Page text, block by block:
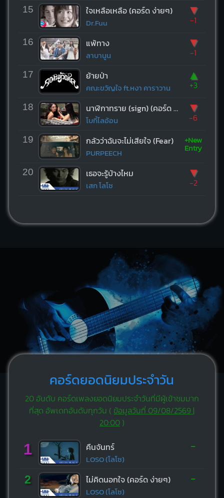
15 ใจเหลือเหลือ (คอร์ด ง่ายๆ)
Dr.Fuu
▼
-1
16 แพ้ทาง
ลาบานูน
▼
-1
17 ย้ายป่า
คณะขวัญใจ ft.หงา คาราวาน
▲
+3
18 นาฬิกาทราย (sign) (คอร์ด ง่ายๆ)
โบกี้ไลอ้อน
▼
-6
19 กลัวว่าฉันจะไม่เสียใจ (Fear)
PURPEECH
+New
Entry
20 เธอจะรู้บ้างไหม
เสก โลโซ
▼
-2
คอร์ดยอดนิยมประจำวัน
20 อันดับ คอร์ดเพลงยอดนิยมประจำวันที่มีผู้เข้าชมมาก
ที่สุด อัพเดทอันดับทุกวัน ( ข้อมูลวันที่ 09/08/2569 |
20:00)
1 คืนจันทร์
LOSO (โลโซ)
-
2 ไม่คิดนอกใจ (คอร์ด ง่ายๆ)
LOSO (โลโซ)
-